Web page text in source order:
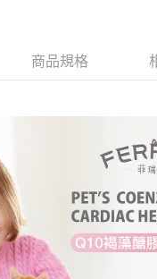
含以上)免運費
含以上)免運費
小琉球、綠島、馬祖、蘭嶼)
含以上)免運費
商品規格